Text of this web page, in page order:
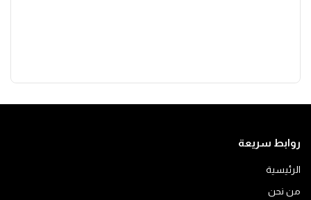
روابط سريعة
الرئيسية
من نحن